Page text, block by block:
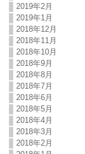
2019年2月
2019年1月
2018年12月
2018年11月
2018年10月
2018年9月
2018年8月
2018年7月
2018年6月
2018年5月
2018年4月
2018年3月
2018年2月